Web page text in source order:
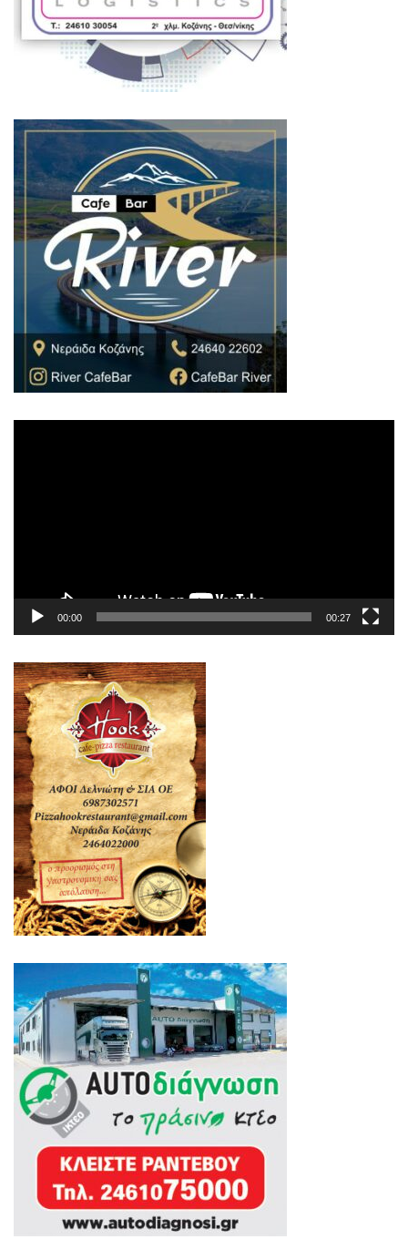
00:00 00:27